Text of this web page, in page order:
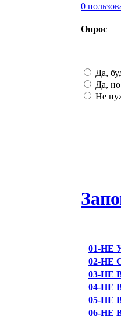
0
Опрос
Да,
Да, но
Не
01-НЕ
02-НЕ
03-
04-НЕ
05-НЕ
06-НЕ